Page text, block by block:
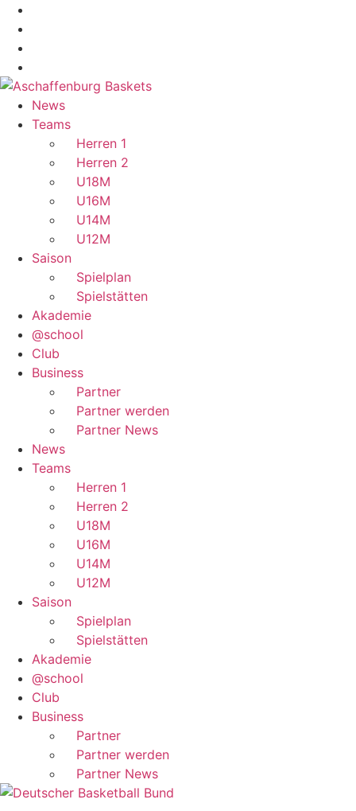
Zum
Inhalt
wechseln
News
Teams
Herren 1
Herren 2
U18M
U16M
U14M
U12M
Saison
Spielplan
Spielstätten
Akademie
@school
Club
Business
Partner
Partner werden
Partner News
News
Teams
Herren 1
Herren 2
U18M
U16M
U14M
U12M
Saison
Spielplan
Spielstätten
Akademie
@school
Club
Business
Partner
Partner werden
Partner News